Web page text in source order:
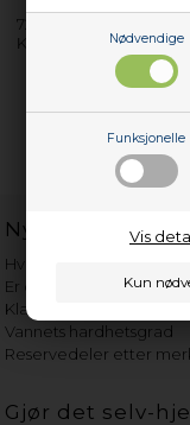
Nødvendige
Funksjonelle
Vis
7278548813
K60400NE
Nyttige lenker
Hvor gammelt er
Er det verdt å reparere?
Klage på bassengrobot
Vannets hardhetsgrad
Reservedeler etter
Gjør det selv-